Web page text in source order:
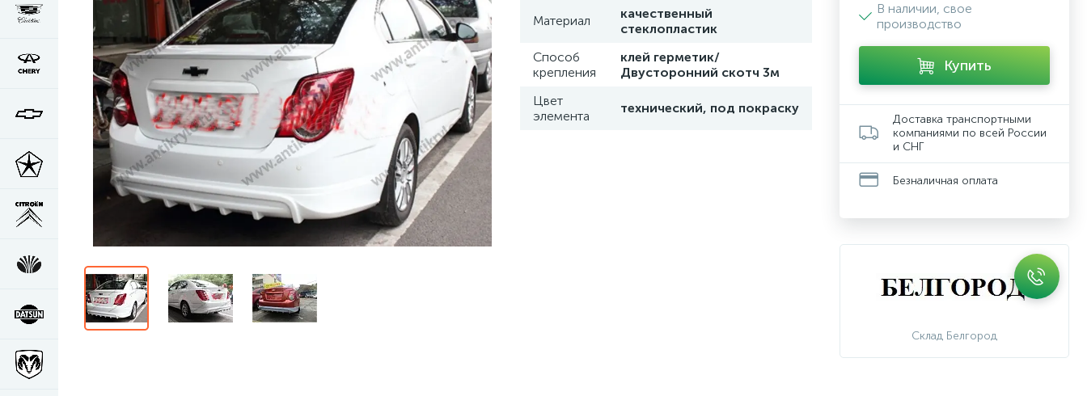
Материал
качественный
стеклопластик
Способ
крепления
клей герметик/
Двусторонний скотч 3м
Цвет
элемента
технический, под покраску
В наличии, свое
производство
Купить
Доставка транспортными
компаниями по всей России
и СНГ
Безналичная оплата
Склад Белгород